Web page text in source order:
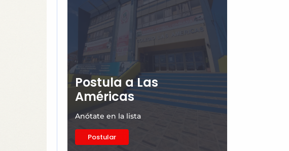
Postula a Las
Américas
Anótate en la lista
Postular